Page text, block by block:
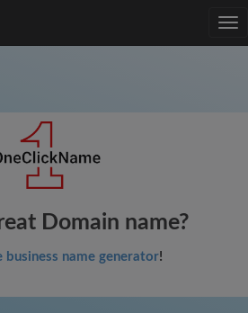
Domain name?
business name generator!